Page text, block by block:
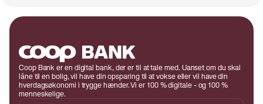
Coop Bank er en digital bank, der er til at tale med. Uanset om du skal
låne til en bolig, vil have din opsparing til at vokse eller vil have din
hverdagsøkonomi i trygge hænder. Vi er 100 % digitale - og 100 %
menneskelige.